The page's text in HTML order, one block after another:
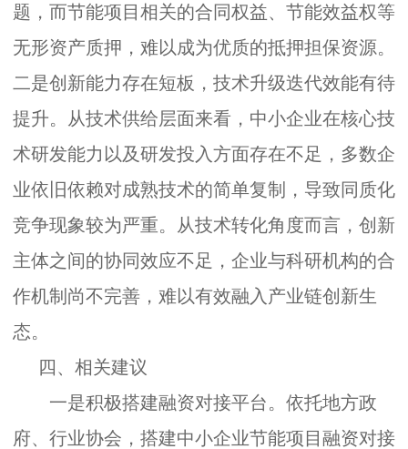
题，而节能项目相关的合同权益、节能效益权等
无形资产质押，难以成为优质的抵押担保资源。
二是创新能力存在短板，技术升级迭代效能有待
提升。
从技术供给层面来看，中小企业在核心技
术研发能力以及研发投入方面存在不足，多数企
业依旧依赖对成熟技术的简单复制，导致同质化
竞争现象较为严重。从技术转化角度而言，创新
主体之间的协同效应不足，企业与科研机构的合
作机制尚不完善，难以有效融入产业链创新生
态。
四、 相关建议
一是积极搭建融资对接平台。 依托地方政
府、行业协会，搭建中小企业节能项目融资对接